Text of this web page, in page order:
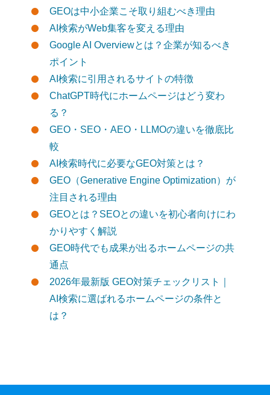
GEOは中小企業こそ取り組むべき理由
AI検索がWeb集客を変える理由
Google AI Overviewとは？企業が知るべき
ポイント
AI検索に引用されるサイトの特徴
ChatGPT時代にホームページはどう変わ
る？
GEO・SEO・AEO・LLMOの違いを徹底比
較
AI検索時代に必要なGEO対策とは？
GEO（Generative Engine Optimization）が
注目される理由
GEOとは？SEOとの違いを初心者向けにわ
かりやすく解説
GEO時代でも成果が出るホームページの共
通点
2026年最新版 GEO対策チェックリスト｜
AI検索に選ばれるホームページの条件と
は？